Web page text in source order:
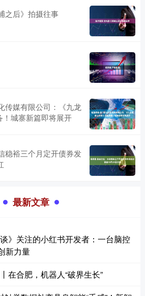
之后》拍摄往事
传媒有限公司：《九龙
城寨新篇即将展开
稳裕三个月定开债券发
最新文章
》关注的小红书开发者：一台脑控
新力量
在合肥，机器人“破界生长”